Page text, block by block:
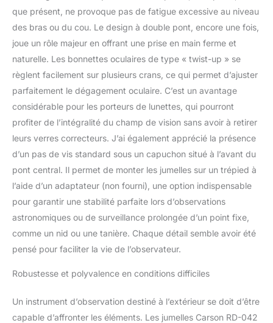
que présent, ne provoque pas de fatigue excessive au niveau
des bras ou du cou. Le design à double pont, encore une fois,
joue un rôle majeur en offrant une prise en main ferme et
naturelle. Les bonnettes oculaires de type « twist-up » se
règlent facilement sur plusieurs crans, ce qui permet d’ajuster
parfaitement le dégagement oculaire. C’est un avantage
considérable pour les porteurs de lunettes, qui pourront
profiter de l’intégralité du champ de vision sans avoir à retirer
leurs verres correcteurs. J’ai également apprécié la présence
d’un pas de vis standard sous un capuchon situé à l’avant du
pont central. Il permet de monter les jumelles sur un trépied à
l’aide d’un adaptateur (non fourni), une option indispensable
pour garantir une stabilité parfaite lors d’observations
astronomiques ou de surveillance prolongée d’un point fixe,
comme un nid ou une tanière. Chaque détail semble avoir été
pensé pour faciliter la vie de l’observateur.
Robustesse et polyvalence en conditions difficiles
Un instrument d’observation destiné à l’extérieur se doit d’être
capable d’affronter les éléments. Les jumelles Carson RD-042